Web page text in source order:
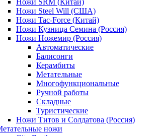
Ножи Steel Will (США)
Ножи Tac-Force (Китай)
Ножи Кузница Семина (Россия)
Ножи Ножемир (Россия)
Автоматические
Балисонги
Керамбиты
Метательные
Многофункциональные
Ручной работы
Складные
Туристические
Ножи Титов и Солдатова (Россия)
ножи